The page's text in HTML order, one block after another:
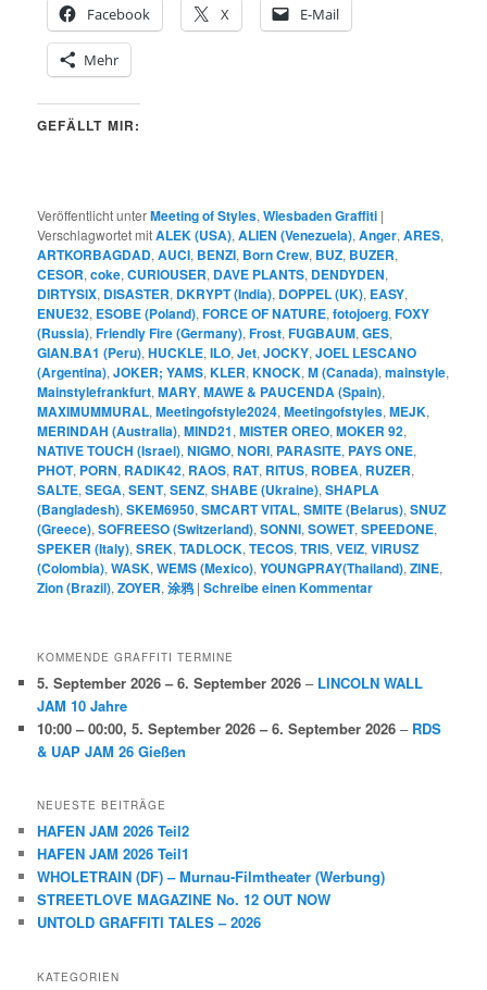
Facebook
X E-Mail
Mehr
GEFÄLLT MIR:
Veröffentlicht unterMeeting of Styles,Wiesbaden Graffiti |
Verschlagwortet mitALEK (USA),ALIEN (Venezuela),Anger,ARES,
ARTKORBAGDAD,AUCI, BENZI, Born Crew, BUZ, BUZER,
CESOR,coke,CURIOUSER, DAVE PLANTS, DENDYDEN,
DIRTYSIX, DISASTER, DKRYPT (India), DOPPEL (UK), EASY,
ENUE32, ESOBE (Poland),FORCE OF NATURE,fotojoerg,FOXY
(Russia),Friendly Fire (Germany),Frost,FUGBAUM,GES,
GIAN.BA1 (Peru),HUCKLE,ILO,Jet,JOCKY,JOEL LESCANO
(Argentina),JOKER; YAMS,KLER,KNOCK,M (Canada),mainstyle,
Mainstylefrankfurt,MARY,MAWE & PAUCENDA (Spain),
MAXIMUMMURAL,Meetingofstyle2024,Meetingofstyles,MEJK,
MERINDAH (Australia),MIND21,MISTER OREO,MOKER 92,
NATIVE TOUCH (Israel),NIGMO,NORI, PARASITE, PAYS ONE,
PHOT, PORN, RADIK42, RAOS, RAT, RITUS, ROBEA, RUZER,
SALTE,SEGA,SENT,SENZ,SHABE (Ukraine),SHAPLA
(Bangladesh),SKEM6950,SMCART VITAL,SMITE (Belarus),SNUZ
(Greece),SOFREESO (Switzerland),SONNI,SOWET,SPEEDONE,
SPEKER (Italy),SREK,TADLOCK,TECOS,TRIS,VEIZ,VIRUSZ
(Colombia),WASK,WEMS (Mexico),YOUNGPRAY(Thailand),ZINE,
Zion (Brazil),ZOYER,涂鸦 |Schreibe einen Kommentar
KOMMENDE GRAFFITI TERMINE
5. September 2026 – 6. September 2026 – LINCOLN WALL
JAM 10 Jahre
10:00 – 00:00,5. September 2026 – 6. September 2026 – RDS
& UAP JAM 26 Gießen
NEUESTE BEITRÄGE
HAFEN JAM 2026 Teil2
HAFEN JAM 2026 Teil1
WHOLETRAIN (DF) – Murnau-Filmtheater (Werbung)
STREETLOVE MAGAZINE No. 12 OUT NOW
UNTOLD GRAFFITI TALES – 2026
KATEGORIEN